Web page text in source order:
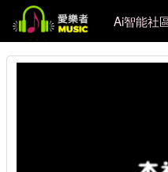
Ai智能社